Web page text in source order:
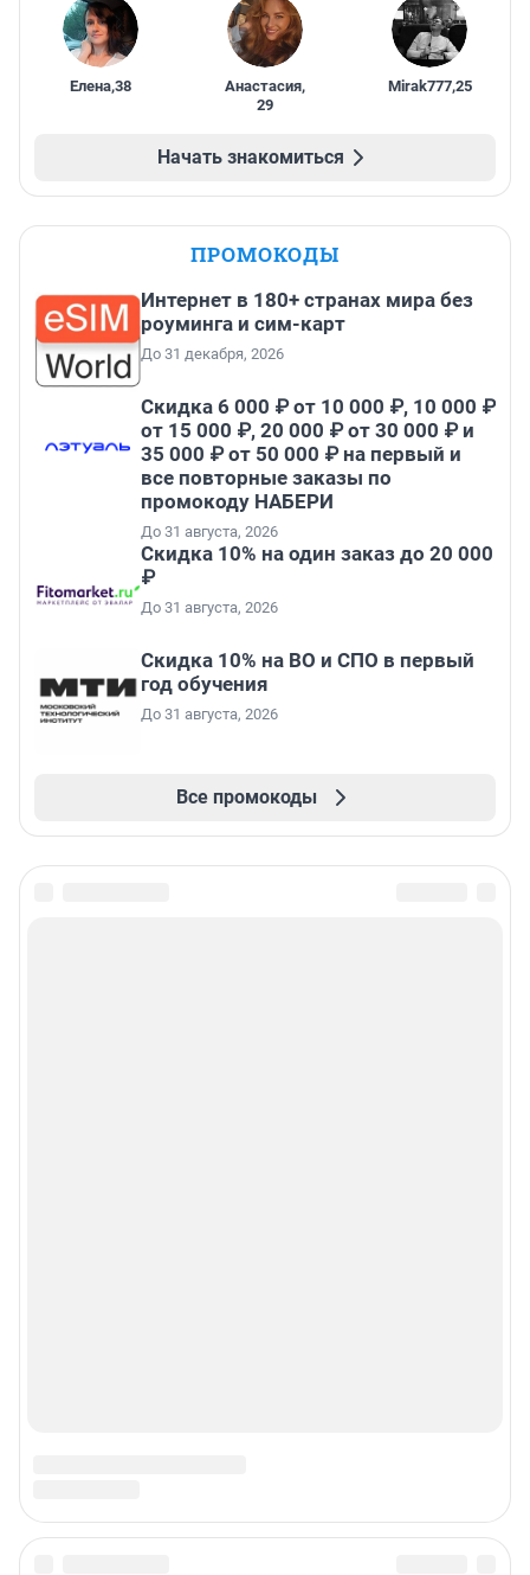
Елена,38 Анастасия,
29
Mirak777,25
Начать знакомиться
ПРОМОКОДЫ
Интернет в 180+ странах мира без
роуминга и сим-карт
До 31 декабря, 2026
Скидка 6 000 ₽ от 10 000 ₽, 10 000 ₽
от 15 000 ₽, 20 000 ₽ от 30 000 ₽ и
35 000 ₽ от 50 000 ₽ на первый и
все повторные заказы по
промокоду НАБЕРИ
До 31 августа, 2026
Скидка 10% на один заказ до 20 000
₽
До 31 августа, 2026
Скидка 10% на ВО и СПО в первый
год обучения
До 31 августа, 2026
Все промокоды